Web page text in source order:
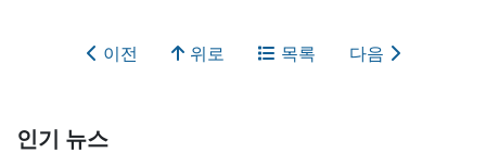
이전 위로 목록 다음
인기 뉴스